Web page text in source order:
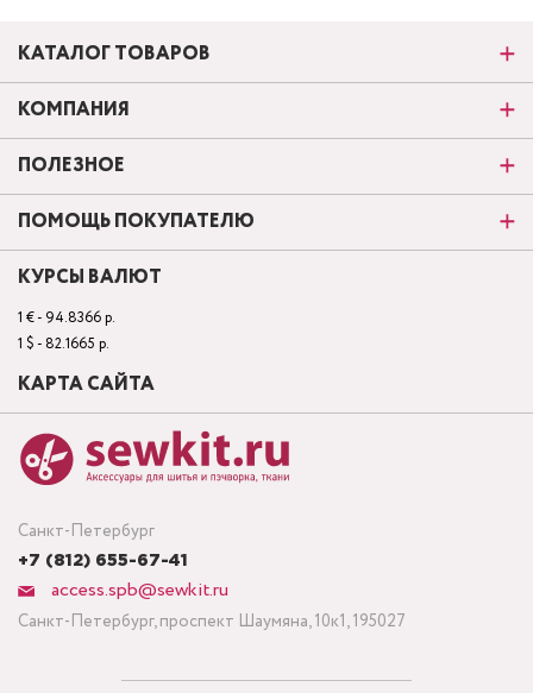
Санкт-Петербург
+7 (812) 655-67-41
access.spb@sewkit.ru
Санкт-Петербург, проспект Шаумяна, 10к1, 195027
КАТАЛОГ ТОВАРОВ
КОМПАНИЯ
ПОЛЕЗНОЕ
ПОМОЩЬ ПОКУПАТЕЛЮ
КУРСЫ ВАЛЮТ
1 € - 94.8366 р.
1 $ - 82.1665 р.
КАРТА САЙТА